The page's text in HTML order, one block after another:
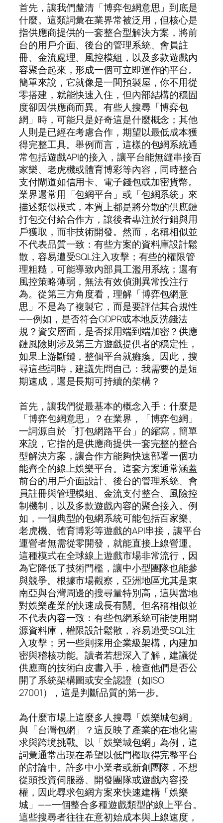
首先，讓我們釐清「博弈包網意思」到底是
什麼。這類詞彙在業界常被泛用，但核心是
指供應商提供的一套整合型解決方案，將前
台的用戶介面、後台的管理系統、會員註
冊、金流處理、風控模組，以及多款遊戲內
容聚合起來，形成一個可立即運作的平台。
簡單來說，它就像是一間預製屋，你不用從
零搭建，就能快速入住，但內部結構的穩固
度卻因供應商而異。有些人搜尋「博弈包
網」時，可能只是好奇這是什麼概念；其他
人則是已經在考慮合作，期望以最低成本獲
得完整工具。舉例而言，這樣的包網系統通
常包括遊戲API的接入，讓平台能無縫串接百
家樂、老虎機或體育博彩等內容，同時整合
支付閘道如信用卡、電子錢包或加密貨幣。
業界還常用「包網平台」或「包網系統」來
描述類似模式，本質上都是將分散的供應鏈
打包交付給合作方，讓後者專注於行銷與用
戶獲取，而非技術開發。然而，名稱相似並
不代表品質一致：有些方案的資料庫設計鬆
散，容易遭受SQL注入攻擊；有些的權限管
理粗糙，可能導致內部員工濫用系統；還有
風控策略薄弱，無法有效偵測異常投注行
為。從第三方角度看，理解「博弈包網意
思」不是為了複製它，而是要評估其合規性
——例如，是否符合GDPR或本地反洗錢法
規？資安層面，是否採用端到端加密？供應
鏈風險則涉及第三方遊戲提供者的穩定性，
如果上游斷鏈，整個平台就癱瘓。因此，搜
尋這些詞時，建議先問自己：我需要的是短
期速成，還是長期可持續的架構？
首先，讓我們從最基本的概念入手：什麼是
「博弈包網意思」？在業界，「博弈包網」
一詞源自於「打包網路平台」的縮寫，簡單
來說，它指的是供應商提供一套完整的整合
型解決方案，讓合作方能夠快速部署一個功
能齊全的線上娛樂平台。這套方案通常涵蓋
前台的用戶介面設計、後台的管理系統、會
員註冊與管理模組、金流支付整合、風險控
制機制，以及多款遊戲內容的聚合接入。例
如，一個典型的包網系統可能包括百家樂、
老虎機、體育博彩等遊戲的API串接，讓平台
運營者無需從零開發，就能直接上線營運。
這種模式在全球線上遊戲市場非常流行，因
為它降低了技術門檻，讓中小型團隊也能參
與競爭。根據市場觀察，亞洲地區尤其是東
南亞與台灣周邊的搜尋量特別高，這與當地
對娛樂產業的快速成長有關。但名稱相似並
不代表內容一致：有些包網系統可能使用開
源資料庫，權限設計鬆散，容易遭受SQL注
入攻擊；另一些則採用企業級架構，內建加
密與稽核功能。讀者若想深入了解，建議從
供應商的技術白皮書入手，檢查他們是否公
開了系統架構圖或安全認證（如ISO
27001），這是判斷品質的第一步。
為什麼市場上這麼多人搜尋「娛樂城包網」
與「台灣包網」？這反映了產業的在地化需
求與跨境挑戰。以「娛樂城包網」為例，這
詞彙通常出現在希望以低門檻取得完整平台
的討論中。許多中小業者或新創團隊，不想
從頭投資伺服器、開發團隊或遊戲內容授
權，因此尋求包網方案來快速建構「娛樂
城」——一個整合多種遊戲類型的線上平台。
這些搜尋者往往在意初始成本與上線速度，